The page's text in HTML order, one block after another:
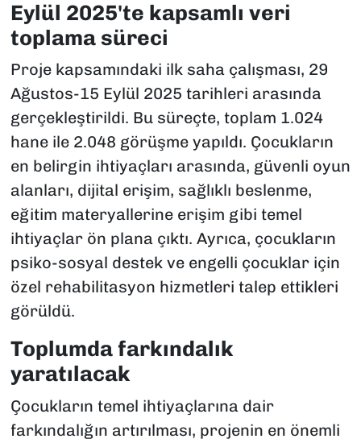
Eylül 2025'te kapsamlı veri
toplama süreci
Proje kapsamındaki ilk saha çalışması, 29
Ağustos-15 Eylül 2025 tarihleri arasında
gerçekleştirildi. Bu süreçte, toplam 1.024
hane ile 2.048 görüşme yapıldı. Çocukların
en belirgin ihtiyaçları arasında, güvenli oyun
alanları, dijital erişim, sağlıklı beslenme,
eğitim materyallerine erişim gibi temel
ihtiyaçlar ön plana çıktı. Ayrıca, çocukların
psiko-sosyal destek ve engelli çocuklar için
özel rehabilitasyon hizmetleri talep ettikleri
görüldü.
Toplumda farkındalık
yaratılacak
Çocukların temel ihtiyaçlarına dair
farkındalığın artırılması, projenin en önemli